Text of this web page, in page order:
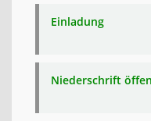
Einladung
Niederschrift